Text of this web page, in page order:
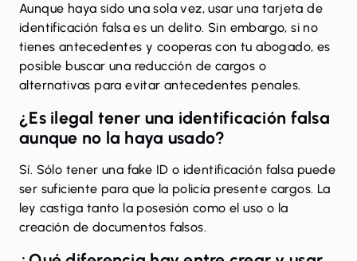
Aunque haya sido una sola vez, usar una tarjeta de
identificación falsa es un delito. Sin embargo, si no
tienes antecedentes y cooperas con tu abogado, es
posible buscar una reducción de cargos o
alternativas para evitar antecedentes penales.
¿Es ilegal tener una identificación falsa
aunque no la haya usado?
Sí. Sólo tener una fake ID o identificación falsa puede
ser suficiente para que la policía presente cargos. La
ley castiga tanto la posesión como el uso o la
creación de documentos falsos.